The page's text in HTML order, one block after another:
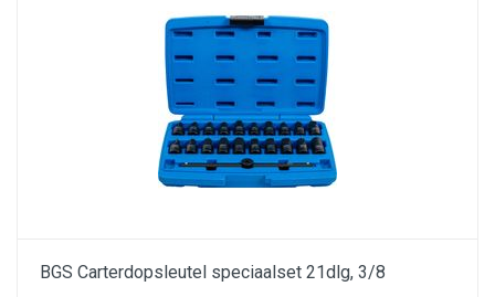
BGS Carterdopsleutel speciaalset 21dlg, 3/8